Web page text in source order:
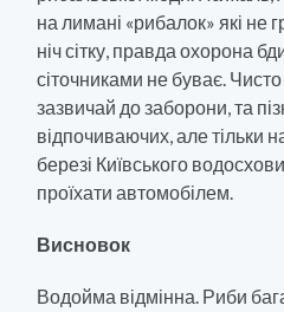
на лимані «рибалок» які не
ніч сітку, правда охорона
сіточниками не буває. Чисто
зазвичай до заборони, та
відпочиваючих, але тільки
березі Київського
проїхати автомобілем.
Висновок
Водойма відмінна. Риби